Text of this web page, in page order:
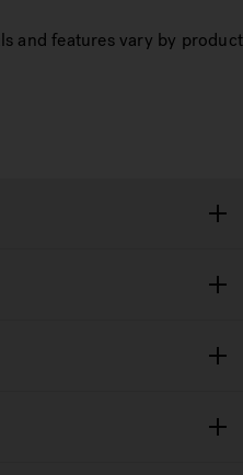
and features vary by product